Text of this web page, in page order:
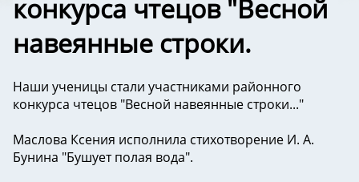
конкурса чтецов "Весной
навеянные строки.
Наши ученицы стали участниками районного
конкурса чтецов "Весной навеянные строки..."
Маслова Ксения исполнила стихотворение И. А.
Бунина "Бушует полая вода".